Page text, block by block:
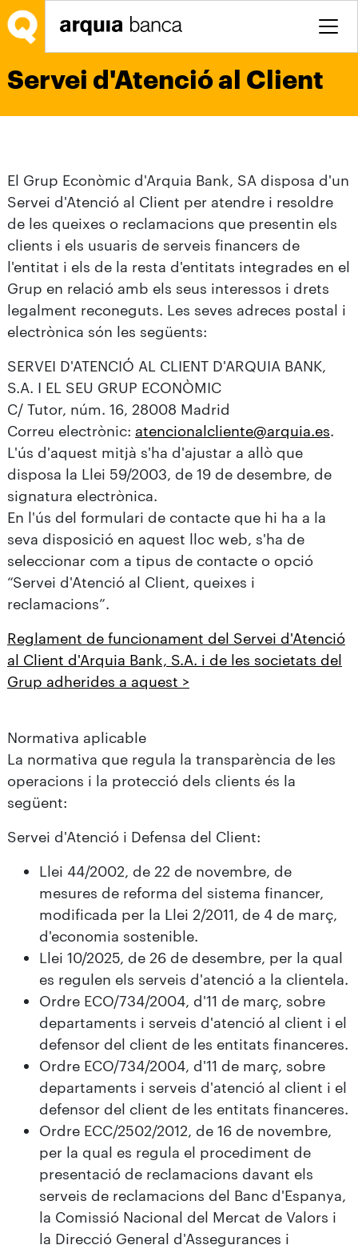
Salta al contingut principal
Servei d'Atenció al Client
El Grup Econòmic d'Arquia Bank, SA disposa d'un
Servei d'Atenció al Client per atendre i resoldre
de les queixes o reclamacions que presentin els
clients i els usuaris de serveis financers de
l'entitat i els de la resta d'entitats integrades en el
Grup en relació amb els seus interessos i drets
legalment reconeguts. Les seves adreces postal i
electrònica són les següents:
SERVEI D'ATENCIÓ AL CLIENT D'ARQUIA BANK,
S.A. I EL SEU GRUP ECONÒMIC
C/ Tutor, núm. 16, 28008 Madrid
Correu electrònic: atencionalcliente@arquia.es.
L'ús d'aquest mitjà s'ha d'ajustar a allò que
disposa la Llei 59/2003, de 19 de desembre, de
signatura electrònica.
En l'ús del formulari de contacte que hi ha a la
seva disposició en aquest lloc web, s'ha de
seleccionar com a tipus de contacte o opció
“Servei d'Atenció al Client, queixes i
reclamacions”.
Reglament de funcionament del Servei d'Atenció
al Client d'Arquia Bank, S.A. i de les societats del
Grup adherides a aquest >
Normativa aplicable
La normativa que regula la transparència de les
operacions i la protecció dels clients és la
següent:
Servei d'Atenció i Defensa del Client:
Llei 44/2002, de 22 de novembre, de
mesures de reforma del sistema financer,
modificada per la Llei 2/2011, de 4 de març,
d'economia sostenible.
Llei 10/2025, de 26 de desembre, per la qual
es regulen els serveis d'atenció a la clientela.
Ordre ECO/734/2004, d'11 de març, sobre
departaments i serveis d'atenció al client i el
defensor del client de les entitats financeres.
Ordre ECO/734/2004, d'11 de març, sobre
departaments i serveis d'atenció al client i el
defensor del client de les entitats financeres.
Ordre ECC/2502/2012, de 16 de novembre,
per la qual es regula el procediment de
presentació de reclamacions davant els
serveis de reclamacions del Banc d'Espanya,
la Comissió Nacional del Mercat de Valors i
la Direcció General d'Assegurances i